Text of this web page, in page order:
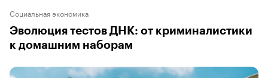
Социальная экономика
Эволюция тестов ДНК: от криминалистики
к домашним наборам